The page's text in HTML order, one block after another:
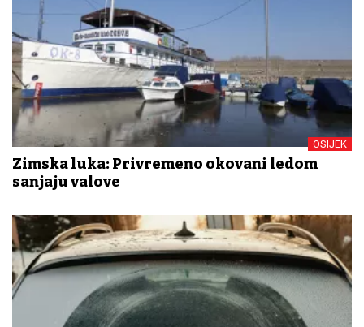
OSIJEK
Zimska luka: Privremeno okovani ledom
sanjaju valove